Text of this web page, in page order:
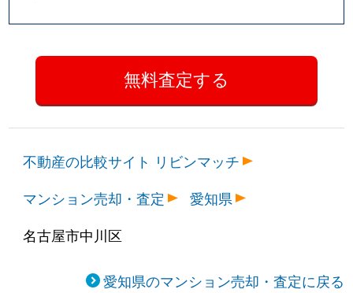
不動産の比較サイト リビンマッチ
マンション売却・査定
愛知県
名古屋市中川区
愛知県のマンション売却・査定に戻る